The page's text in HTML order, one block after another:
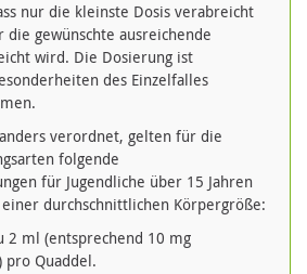
nur die kleinste Dosis verabreicht
gewünschte ausreichende
wird. Die Dosierung ist
des Einzelfalles
verordnet, gelten für die
folgende
für Jugendliche über 15 Jahren
durchschnittlichen Körpergröße:
2 ml (entsprechend 10 mg
pro Quaddel.